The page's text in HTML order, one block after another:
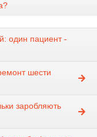
один пациент -
шести
заробляють